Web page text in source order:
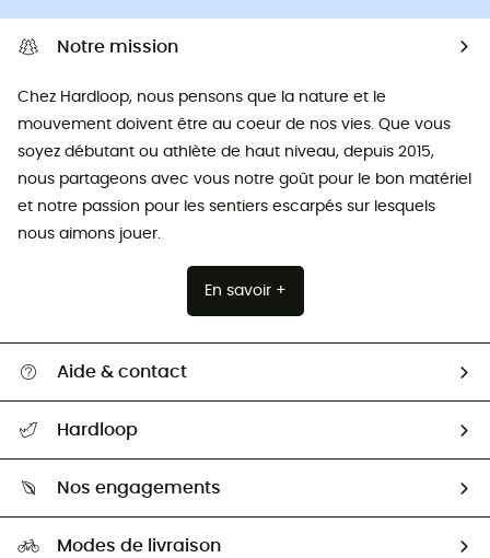
Notre mission
Chez Hardloop, nous pensons que la nature et le
mouvement doivent être au coeur de nos vies. Que vous
soyez débutant ou athlète de haut niveau, depuis 2015,
nous partageons avec vous notre goût pour le bon matériel
et notre passion pour les sentiers escarpés sur lesquels
nous aimons jouer.
En savoir +
Aide & contact
Guide des tailles
Seconde Main
Hardloop
HardGuides
Nos engagements
Modes de livraison